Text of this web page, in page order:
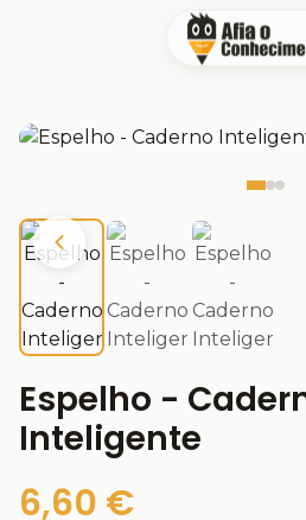
Espelho -
Inteligente
6,60 €